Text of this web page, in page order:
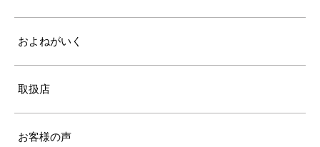
およねがいく
取扱店
お客様の声